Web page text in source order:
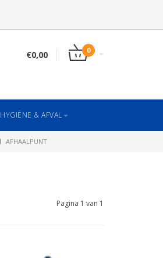
€0,00 0
HYGIËNE & AFVAL
AFHAALPUNT
Pagina 1 van 1